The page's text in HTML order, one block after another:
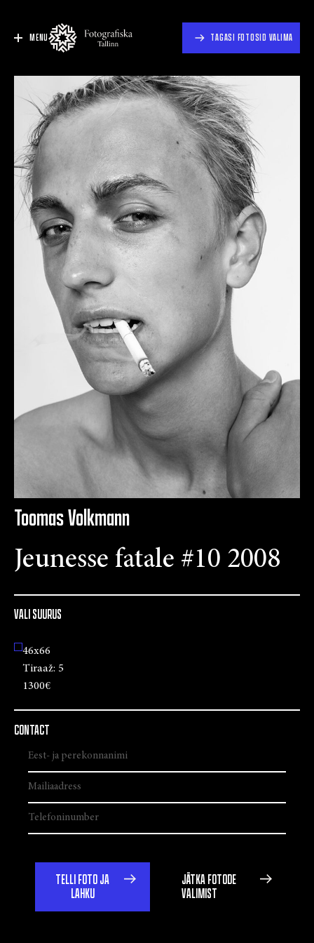
MENU TAGASI FOTOSID VALIMA
Toomas Volkmann
Jeunesse fatale #10 2008
VALI SUURUS
46x66
Tiraaž: 5
1300€
CONTACT
TELLI FOTO JA
LAHKU
JÄTKA FOTODE
VALIMIST